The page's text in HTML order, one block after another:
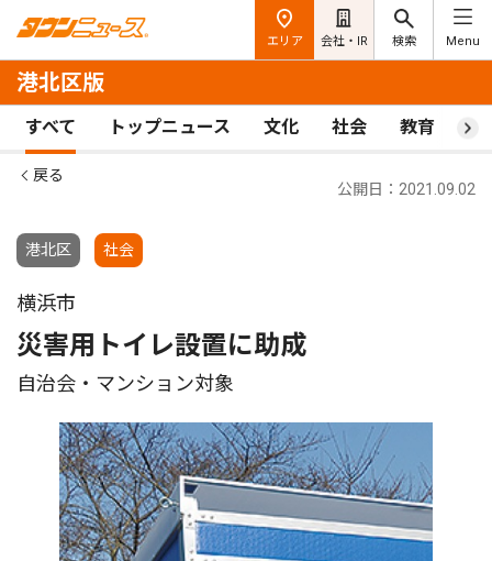
エリア 会社・IR 検索 Menu
港北区版
すべて トップニュース 文化 社会 教育 ス
戻る
港北区 社会
公開日：2021.09.02
横浜市
災害用トイレ設置に助成
自治会・マンション対象